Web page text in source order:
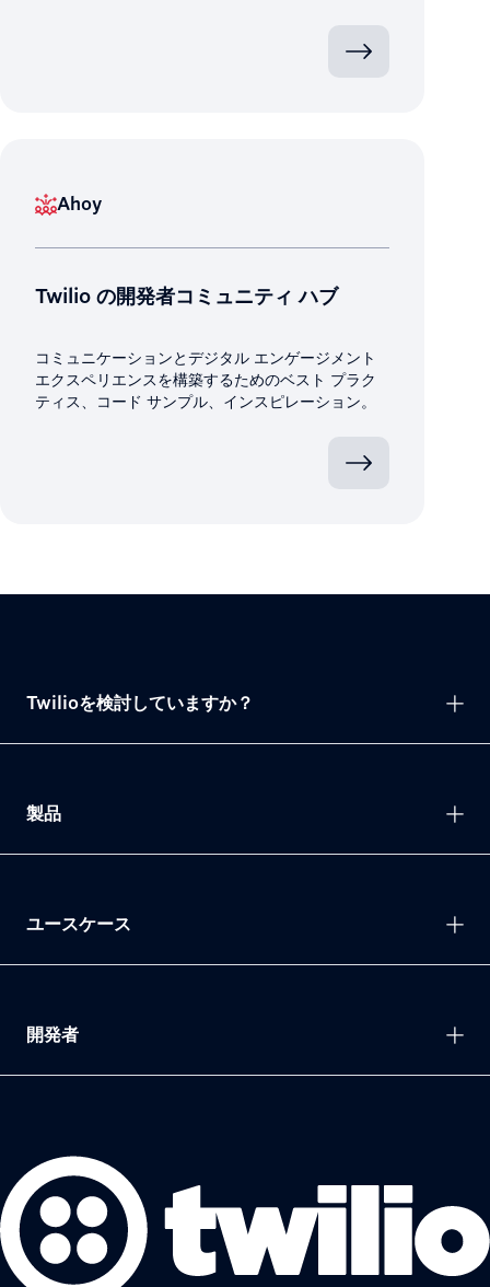
Ahoy
Twilio の開発者コミュニティ ハブ
コミュニケーションとデジタル エンゲージメント
エクスペリエンスを構築するためのベスト プラク
ティス、コード サンプル、インスピレーション。
Twilioを検討していますか？
製品
ユースケース
開発者